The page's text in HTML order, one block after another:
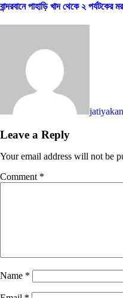
বান্দরবানে পাহাড়ি খাদ থেকে ২ পর্যটকের
Leave a Reply
Your email address will not be
Comment *
Name *